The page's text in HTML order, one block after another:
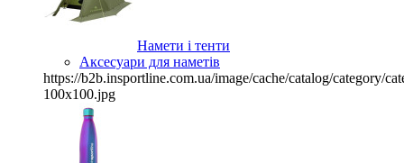
Намети і тенти
Аксесуари для наметів
https://b2b.insportline.com.ua/image/cache/catalog/category/
100x100.jpg